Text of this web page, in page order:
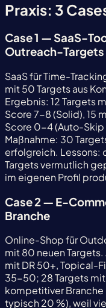
Praxis: 3
Case 1 — SaaS-
Outreach-Targets
SaaS für Time-
mit 50 Targets aus
Ergebnis: 12 Targets
Score 7-8 (Solid), 15
Score 0-4 (Auto-
Maßnahme: 30
erfolgreich. Lessons:
Targets vermutlich
im eigenen Profil
Case 2 — E-
Branche
Online-Shop für
mit 80 neuen
mit DR 50+, Topical-
35-50; 28 Targets
kompetitiver
typisch 20 %), weil